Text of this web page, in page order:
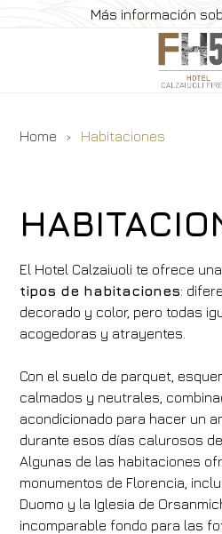
Más información
Dónde
Home Habitaciones
El Hotel Calzaiuoli te ofrece
tipos de habitaciones:
decorado y color, pero todas
acogedoras y atrayentes.
Con el suelo de parquet,
calmados y neutrales,
acondicionado para hacer un
durante esos días calurosos
Algunas de las habitaciones
monumentos de Florencia,
Duomo y la Iglesia de
incomparable fondo para las